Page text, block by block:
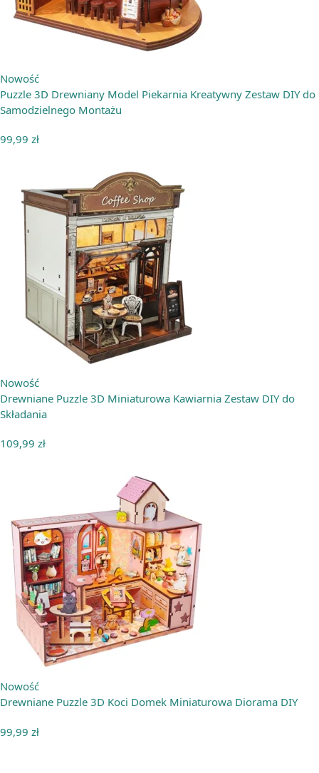
Nowość
Puzzle 3D Drewniany Model Piekarnia Kreatywny Zestaw DIY do
Samodzielnego Montażu
99,99 zł
Nowość
Drewniane Puzzle 3D Miniaturowa Kawiarnia Zestaw DIY do
Składania
109,99 zł
Nowość
Drewniane Puzzle 3D Koci Domek Miniaturowa Diorama DIY
99,99 zł